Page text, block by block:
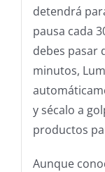
detendrá
pausa cada
debes pasar
minutos,
y sécalo a
productos
Aunque